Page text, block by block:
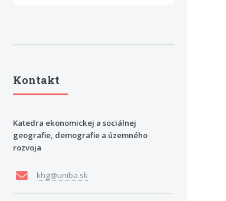
Kontakt
Katedra ekonomickej a sociálnej
geografie, demografie a územného
rozvoja
khg@uniba.sk